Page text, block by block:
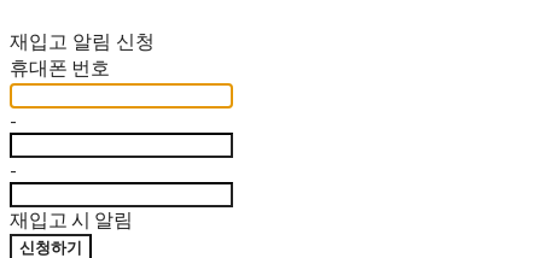
재입고 알림 신청
휴대폰 번호
-
-
재입고 시 알림
신청하기